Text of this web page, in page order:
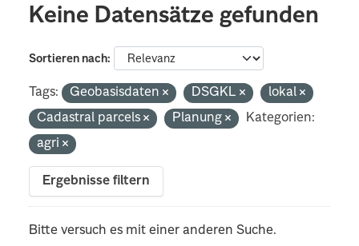
Keine Datensätze gefunden
Sortieren nach
Tags: Geobasisdaten DSGKL
lokal
Cadastral parcels
Planung
Kategorien:
agri
Ergebnisse filtern
Bitte versuch es mit einer anderen Suche.